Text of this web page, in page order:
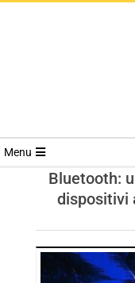
Menu
Bluetooth:
dispositivi